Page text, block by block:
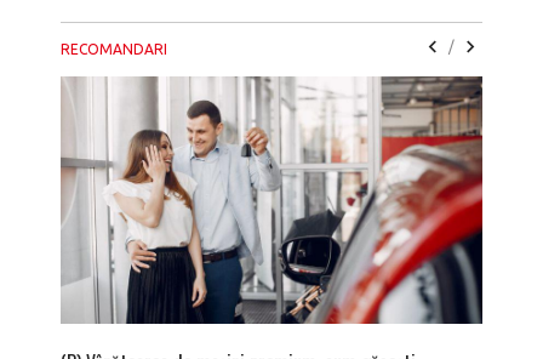
RECOMANDARI /